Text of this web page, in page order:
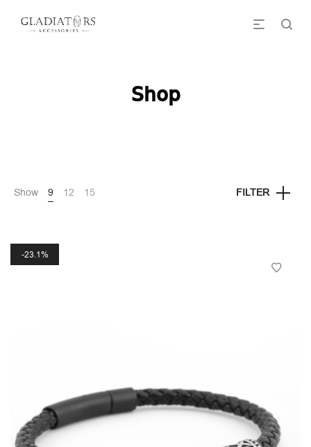
Shop
Show 9 12 15 FILTER
23.1%